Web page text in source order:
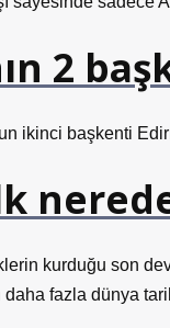
2
ikinci başkenti
kurduğu son
fazla dünya